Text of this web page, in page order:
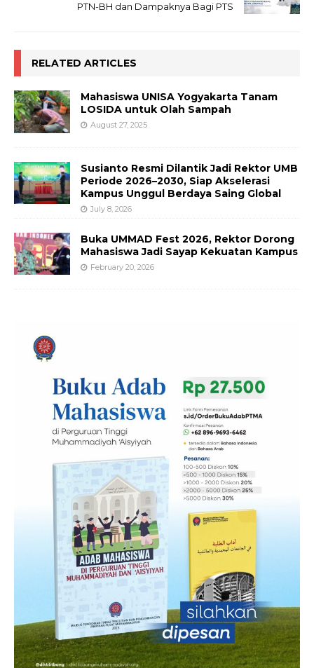
PTN-BH dan Dampaknya Bagi PTS
RELATED ARTICLES
Mahasiswa UNISA Yogyakarta Tanam
LOSIDA untuk Olah Sampah
August 27, 2025
Susianto Resmi Dilantik Jadi Rektor UMB
Periode 2026–2030, Siap Akselerasi
Kampus Unggul Berdaya Saing Global
July 8, 2026
Buka UMMAD Fest 2026, Rektor Dorong
Mahasiswa Jadi Sayap Kekuatan Kampus
February 20, 2026